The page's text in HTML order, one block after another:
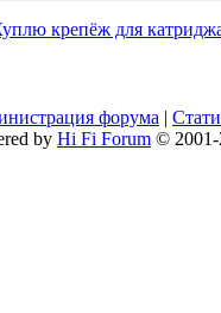
крепёж для
форума |
by Hi Fi Forum © 2001-